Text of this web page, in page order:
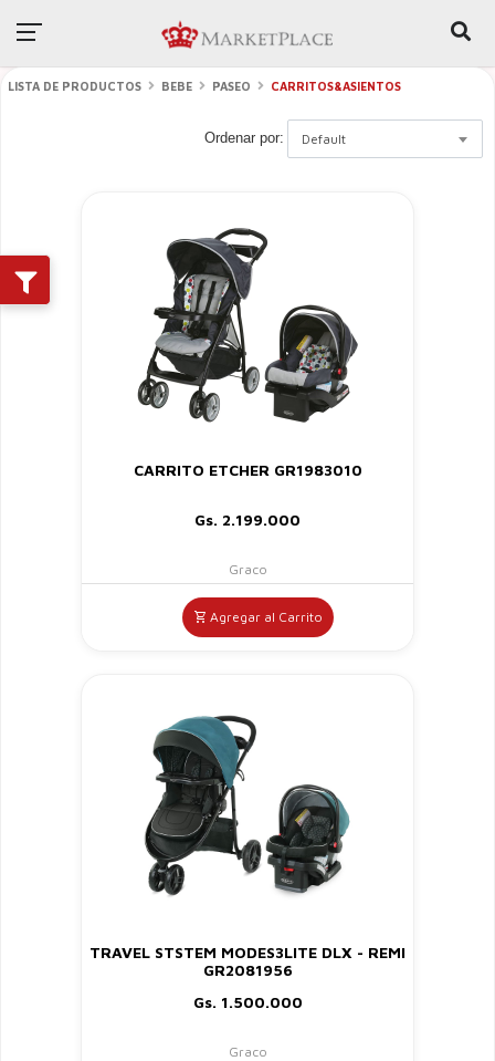
LISTA DE PRODUCTOS BEBE PASEO CARRITOS&ASIENTOS
Ordenar por: Default
CARRITO ETCHER GR1983010
Gs. 2.199.000
Graco
Agregar al Carrito
TRAVEL STSTEM MODES3LITE DLX - REMI
GR2081956
Gs. 1.500.000
Graco